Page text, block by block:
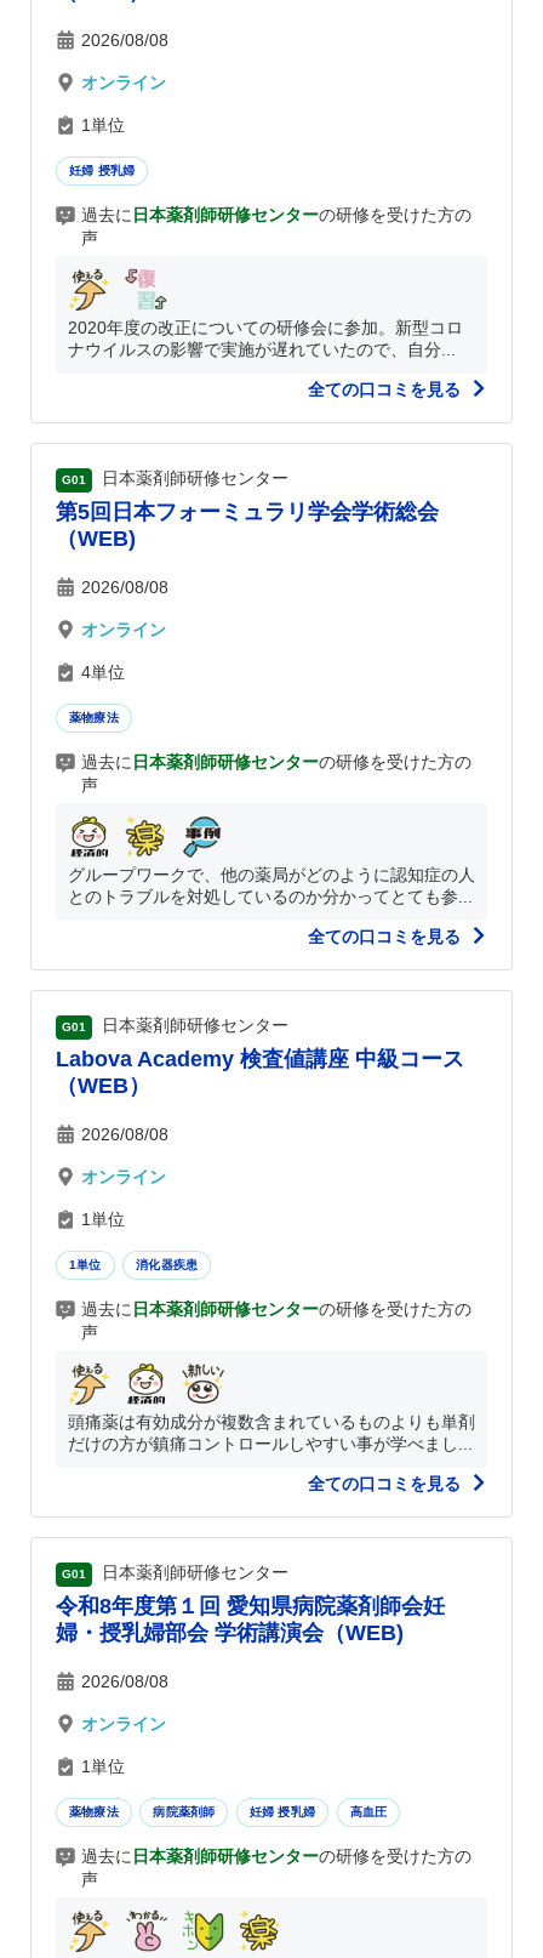
2026/08/08
オンライン
1単位
妊婦 授乳婦
過去に 日本薬剤師研修センターの研修を受けた方の
声
2020年度の改正についての研修会に参加。新型コロ
ナウイルスの影響で実施が遅れていたので、自分...
全ての口コミを見る
G01 日本薬剤師研修センター
第5回日本フォーミュラリ学会学術総会
（WEB)
2026/08/08
オンライン
4単位
薬物療法
過去に 日本薬剤師研修センターの研修を受けた方の
声
グループワークで、他の薬局がどのように認知症の人
とのトラブルを対処しているのか分かってとても参...
全ての口コミを見る
G01 日本薬剤師研修センター
Labova Academy 検査値講座 中級コース
（WEB）
2026/08/08
オンライン
1単位
1単位 消化器疾患
過去に 日本薬剤師研修センターの研修を受けた方の
声
頭痛薬は有効成分が複数含まれているものよりも単剤
だけの方が鎮痛コントロールしやすい事が学べまし...
全ての口コミを見る
G01 日本薬剤師研修センター
令和8年度第１回 愛知県病院薬剤師会妊
婦・授乳婦部会 学術講演会（WEB)
2026/08/08
オンライン
1単位
薬物療法 病院薬剤師 妊婦 授乳婦 高血圧
過去に 日本薬剤師研修センターの研修を受けた方の
声